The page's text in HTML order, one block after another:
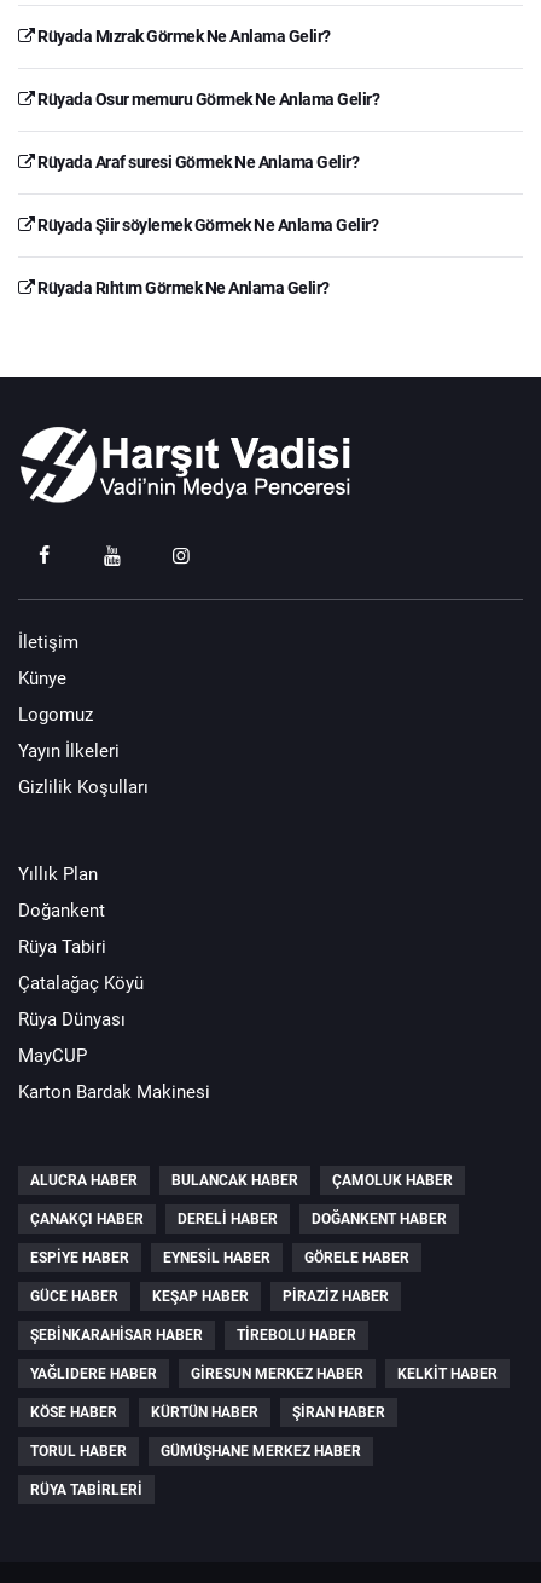
Rüyada Mızrak Görmek Ne Anlama Gelir?
Rüyada Osur memuru Görmek Ne Anlama Gelir?
Rüyada Araf suresi Görmek Ne Anlama Gelir?
Rüyada Şiir söylemek Görmek Ne Anlama Gelir?
Rüyada Rıhtım Görmek Ne Anlama Gelir?
İletişim
Künye
Logomuz
Yayın İlkeleri
Gizlilik Koşulları
Yıllık Plan
Doğankent
Rüya Tabiri
Çatalağaç Köyü
Rüya Dünyası
MayCUP
Karton Bardak Makinesi
ALUCRA HABER BULANCAK HABER ÇAMOLUK HABER
ÇANAKÇI HABER DERELI HABER DOĞANKENT HABER
ESPIYE HABER EYNESIL HABER GÖRELE HABER
GÜCE HABER KEŞAP HABER PIRAZIZ HABER
ŞEBINKARAHISAR HABER TIREBOLU HABER
YAĞLIDERE HABER GIRESUN MERKEZ HABER KELKIT HABER
KÖSE HABER KÜRTÜN HABER ŞIRAN HABER
TORUL HABER GÜMÜŞHANE MERKEZ HABER
RÜYA TABIRLERI